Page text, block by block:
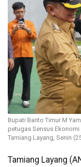
Bupati Barito Timur M
petugas Sensus Ekonomi
Tamiang Layang, Senin
Tamiang Layang